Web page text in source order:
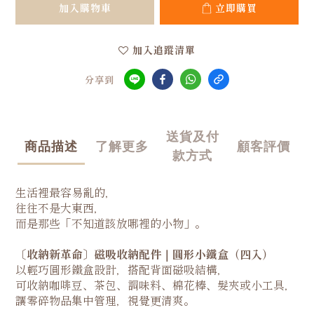
加入購物車 立即購買
加入追蹤清單
分享到
商品描述 了解更多
送貨及付
款方式
顧客評價
生活裡最容易亂的，
往往不是大東西，
而是那些「不知道該放哪裡的小物」。
〔收納新革命〕磁吸收納配件｜圓形小鐵盒（四入）
以輕巧圓形鐵盒設計，搭配背面磁吸結構，
可收納咖啡豆、茶包、調味料、棉花棒、髮夾或小工具，
讓零碎物品集中管理，視覺更清爽。